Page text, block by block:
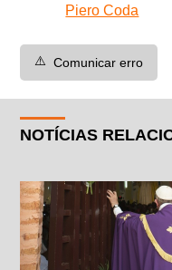
Piero Coda
⚠️ Comunicar erro
NOTÍCIAS